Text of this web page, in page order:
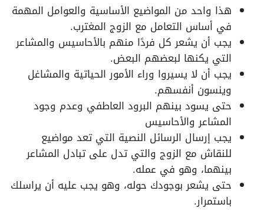
هذا واحد من المواضيع الأساسية والعوامل المهمة
في أساس التعامل مع الزوج المغترب.
يجب أن يشعر كل فردًا منهم بالأحاسيس والمشاعر
التي يكنها لبعضهم البعض.
يجب أن لا يسيروا وراء الأمور الحياتية والمشاغل
وينسون أنفسهم.
حتى يسود بينهم البرود العاطفي وعدم وجود
المشاعر والأحاسيس
يجب إرسال الرسائل النصية التي تعد مواضيع
للنقاش مع الزوج والتي تدل على تبادل المشاعر
بينهما، وهو في عمله.
حتى يشعر بوجودك حوله، وهو يجب عليه أن يراسلك
باستمرار.